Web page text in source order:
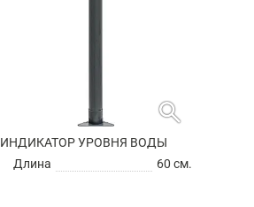
search
ИНДИКАТОР УРОВНЯ ВОДЫ
Длина
60 см.